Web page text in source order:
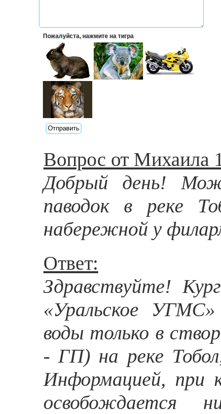
Пожалуйста, нажмите на тигра
Вопрос от Михаила
Добрый день!
паводок в реке
набережной у
Ответ:
Здравствуйте!
«Уральское
воды только в
- ГП) на реке
Информацией, при
освобождается